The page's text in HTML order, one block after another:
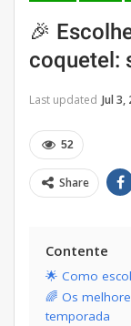
🎉
coquetel:
Last updated Jul 3,
52
Share
Contente
🌟 Como
🌈 Os
temporada